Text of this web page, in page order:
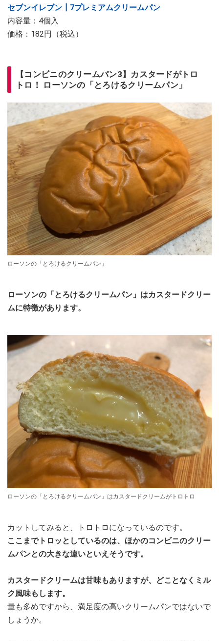
セブンイレブン┃7プレミアムクリームパン
内容量：4個入
価格：182円（税込）
【コンビニのクリームパン3】カスタードがトロ
トロ！ ローソンの「とろけるクリームパン」
ローソンの「とろけるクリームパン」
ローソンの「とろけるクリームパン」はカスタードクリー
ムに特徴があります。
ローソンの「とろけるクリームパン」はカスタードクリームがトロトロ
カットしてみると、トロトロになっているのです。
ここまでトロッとしているのは、ほかのコンビニのクリー
ムパンとの大きな違いといえそうです。
カスタードクリームは甘味もありますが、どことなくミル
ク風味もします。
量も多めですから、満足度の高いクリームパンではないで
しょうか。